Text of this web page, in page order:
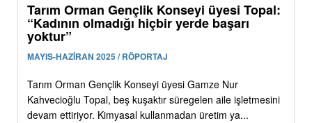
Tarım Orman Gençlik Konseyi üyesi Topal:
“Kadının olmadığı hiçbir yerde başarı
yoktur”
MAYIS-HAZİRAN 2025 / RÖPORTAJ
Tarım Orman Gençlik Konseyi üyesi Gamze Nur
Kahvecioğlu Topal, beş kuşaktır süregelen aile işletmesini
devam ettiriyor. Kimyasal kullanmadan üretim ya...